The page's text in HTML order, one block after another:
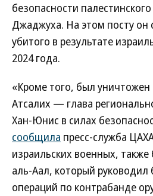
безопасности
Джаджуха. На этом посту он
убитого в результате
2024 года.
«Кроме того, был уничтожен
Атсалих — глава
Хан-Юнис в силах
сообщила пресс-служба
израильских военных,
аль-Аал, который
операций по контрабанде